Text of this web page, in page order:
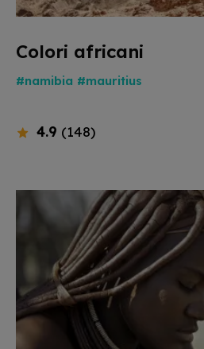
Colori africani
#namibia #mauritius
4.9 (148)